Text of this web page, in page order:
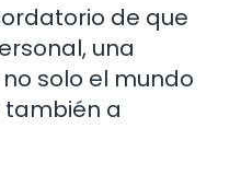
de que
una
solo el mundo
también a